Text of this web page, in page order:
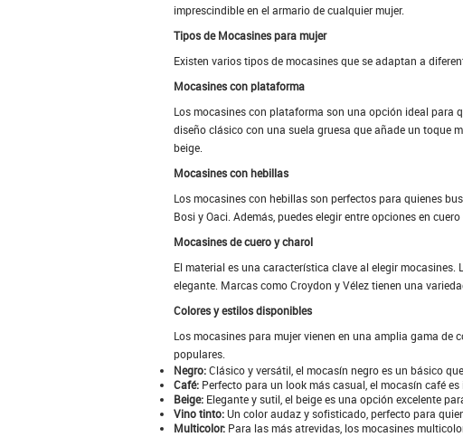
imprescindible en el armario de cualquier mujer.
Tipos de Mocasines para mujer
Existen varios tipos de mocasines que se adaptan a
Mocasines con plataforma
Los mocasines con plataforma son una opción ideal para
diseño clásico con una suela gruesa que añade un toque
beige.
Mocasines con hebillas
Los mocasines con hebillas son perfectos para quienes
Bosi y Oaci. Además, puedes elegir entre opciones en
Mocasines de cuero y charol
El material es una característica clave al elegir
elegante. Marcas como Croydon y Vélez tienen una
Colores y estilos disponibles
Los mocasines para mujer vienen en una amplia gama
populares.
Negro:Clásico y versátil, el mocasín negro es un básico
Café: Perfecto para un look más casual, el mocasín café
Beige: Elegante y sutil, el beige es una opción excelente
Vino tinto:Un color audaz y sofisticado, perfecto para
Multicolor: Para las más atrevidas, los mocasines